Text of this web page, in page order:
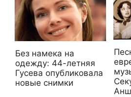
Без намека на
одежду: 44-летняя
Гусева опубликовала
новые снимки